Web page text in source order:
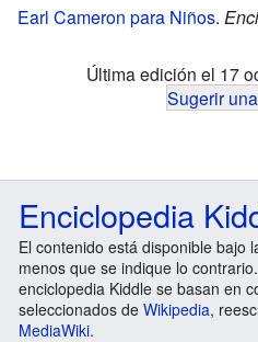
Earl Cameron para Niños.
Última edición el 17
Sugerir
Enciclopedia
El contenido está disponible bajo
menos que se indique lo
enciclopedia Kiddle se basan en
seleccionados de Wikipedia,
MediaWiki.